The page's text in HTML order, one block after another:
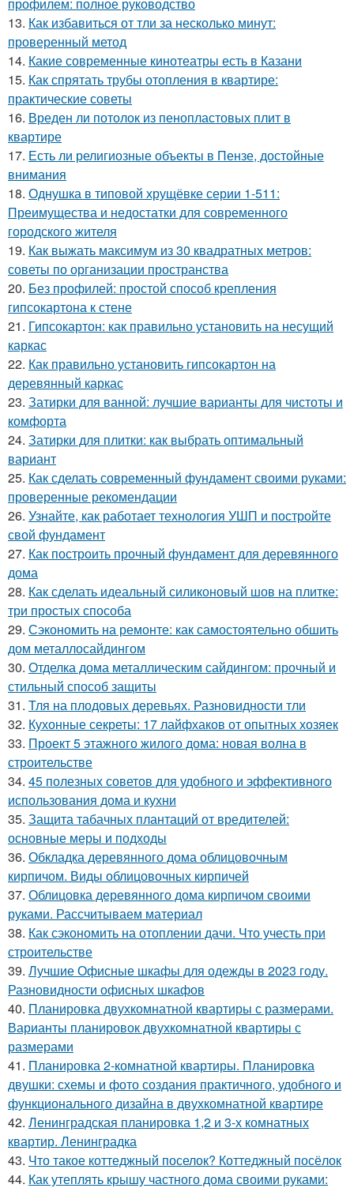
13. Как избавиться от тли за несколько минут:
проверенный метод
14. Какие современные кинотеатры есть в Казани
15. Как спрятать трубы отопления в квартире:
практические советы
16. Вреден ли потолок из пенопластовых плит в
квартире
17. Есть ли религиозные объекты в Пензе, достойные
внимания
18. Однушка в типовой хрущёвке серии 1-511:
Преимущества и недостатки для современного
городского жителя
19. Как выжать максимум из 30 квадратных метров:
советы по организации пространства
20. Без профилей: простой способ крепления
гипсокартона к стене
21. Гипсокартон: как правильно установить на несущий
каркас
22. Как правильно установить гипсокартон на
деревянный каркас
23. Затирки для ванной: лучшие варианты для чистоты и
комфорта
24. Затирки для плитки: как выбрать оптимальный
вариант
25. Как сделать современный фундамент своими руками:
проверенные рекомендации
26. Узнайте, как работает технология УШП и постройте
свой фундамент
27. Как построить прочный фундамент для деревянного
дома
28. Как сделать идеальный силиконовый шов на плитке:
три простых способа
29. Сэкономить на ремонте: как самостоятельно обшить
дом металлосайдингом
30. Отделка дома металлическим сайдингом: прочный и
стильный способ защиты
31. Тля на плодовых деревьях. Разновидности тли
32. Кухонные секреты: 17 лайфхаков от опытных хозяек
33. Проект 5 этажного жилого дома: новая волна в
строительстве
34. 45 полезных советов для удобного и эффективного
использования дома и кухни
35. Защита табачных плантаций от вредителей:
основные меры и подходы
36. Обкладка деревянного дома облицовочным
кирпичом. Виды облицовочных кирпичей
37. Облицовка деревянного дома кирпичом своими
руками. Рассчитываем материал
38. Как сэкономить на отоплении дачи. Что учесть при
строительстве
39. Лучшие Офисные шкафы для одежды в 2023 году.
Разновидности офисных шкафов
40. Планировка двухкомнатной квартиры с размерами.
Варианты планировок двухкомнатной квартиры с
размерами
41. Планировка 2-комнатной квартиры. Планировка
двушки: схемы и фото создания практичного, удобного и
функционального дизайна в двухкомнатной квартире
42. Ленинградская планировка 1,2 и 3-х комнатных
квартир. Ленинградка
43. Что такое коттеджный поселок? Коттеджный посёлок
44. Как утеплять крышу частного дома своими руками: